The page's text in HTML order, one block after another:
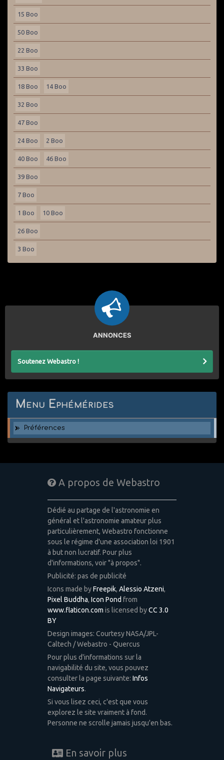
15 Boo
50 Boo
22 Boo
33 Boo
18 Boo 14 Boo
32 Boo
47 Boo
24 Boo 2 Boo
40 Boo 46 Boo
39 Boo
7 Boo
1 Boo 10 Boo
26 Boo
3 Boo
ANNONCES
Soutenez Webastro !
Menu Ephémérides
Préférences
A propos de Webastro
Dédié au partage de l'astronomie en
général et l'astronomie amateur plus
particulièrement, Webastro fonctionne
sous le régime d'une association loi 1901
à but non lucratif. Pour plus
d'informations, voir "à propos".
Publicité: pas de publicité
Icons made byFreepik, Alessio Atzeni,
Pixel Buddha, Icon Pond from
www.flaticon.com is licensed byCC 3.0
BY
Design images: Courtesy NASA/JPL-
Caltech / Webastro - Quercus
Pour plus d'informations sur la
navigabilité du site, vous pouvez
consulter la page suivante: Infos
Navigateurs.
Si vous lisez ceci, c'est que vous
explorez le site vraiment à fond.
Personne ne scrolle jamais jusqu'en bas.
En savoir plus